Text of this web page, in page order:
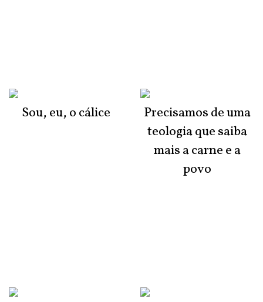
Sou, eu, o cálice
Precisamos de uma
teologia que saiba
mais a carne e a
povo